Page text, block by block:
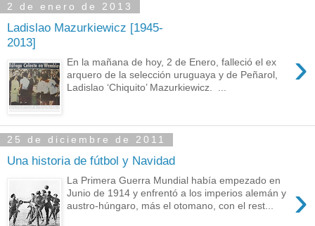
2 de enero de 2013
Ladislao Mazurkiewicz [1945-
2013]
›
En la mañana de hoy, 2 de Enero, falleció el ex
arquero de la selección uruguaya y de Peñarol,
Ladislao ‘Chiquito’ Mazurkiewicz. ...
25 de diciembre de 2011
Una historia de fútbol y Navidad
›
La Primera Guerra Mundial había empezado en
Junio de 1914 y enfrentó a los imperios alemán y
austro-húngaro, más el otomano, con el rest...